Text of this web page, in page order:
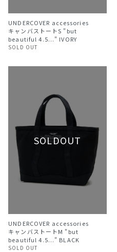
UNDERCOVER accessories
キャンバストートS "but
beautiful 4.5..." IVORY
SOLD OUT
UNDERCOVER accessories
キャンバストートM "but
beautiful 4.5..." BLACK
SOLD OUT